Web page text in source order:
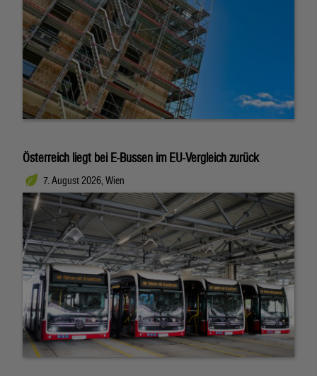
Österreich liegt bei E-Bussen im EU-Vergleich zurück
7. August 2026, Wien